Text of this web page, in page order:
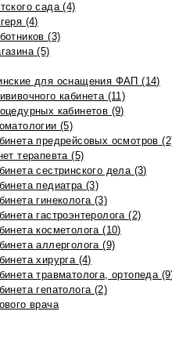
сада (4)
(4)
(3)
(5)
для оснащения ФАП (14)
кабинета (11)
кабинетов (9)
(5)
предрейсовых осмотров
терапевта (5)
сестринского дела (3)
педиатра (3)
гинеколога (3)
гастроэнтеролога (2)
косметолога (10)
аллерголога (9)
хирурга (4)
травматолога, ортопеда
гепатолога (2)
врача